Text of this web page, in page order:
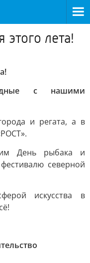
лета!
с нашими
и регата, а в
День рыбака и
северной
искусства в